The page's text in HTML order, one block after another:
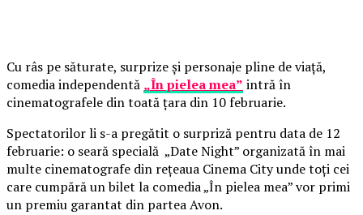
Cu râs pe săturate, surprize și personaje pline de viață,
comedia independentă „În pielea mea” intră în
cinematografele din toată țara din 10 februarie.
Spectatorilor li s-a pregătit o surpriză pentru data de 12
februarie: o seară specială „Date Night” organizată în mai
multe cinematografe din rețeaua Cinema City unde toți cei
care cumpără un bilet la comedia „În pielea mea” vor primi
un premiu garantat din partea Avon.